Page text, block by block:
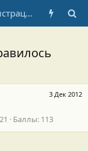
Регистрация
3 Дек 2012
Баллы 113